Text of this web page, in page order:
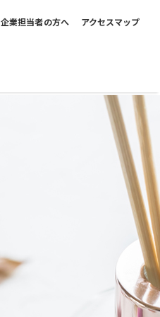
企業担当者の方へ アクセスマップ